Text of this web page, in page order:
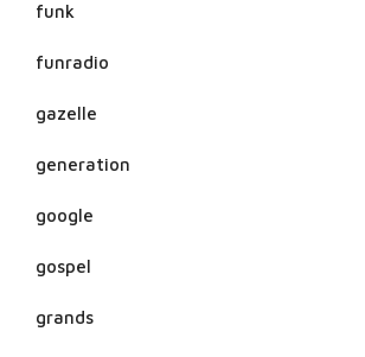
funk
funradio
gazelle
generation
google
gospel
grands